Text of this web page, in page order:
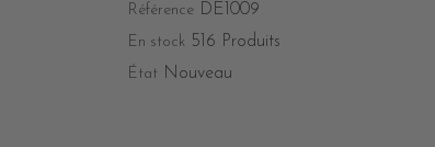
Référence DE1009
En stock 516 Produits
État Nouveau